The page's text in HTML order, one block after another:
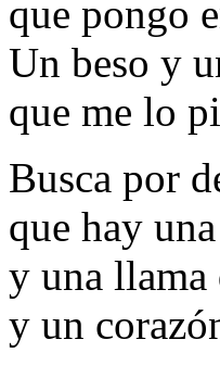
que pongo
Un beso y
que me lo
Busca por
que hay
y una llama
y un